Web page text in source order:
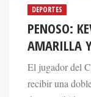
PENOSO:
AMARILLA
El jugador del
recibir una
desapercibida